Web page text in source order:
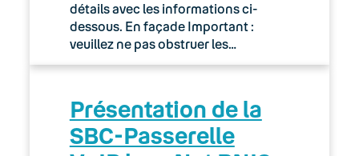
détails avec les informations ci-
dessous. En façade Important :
veuillez ne pas obstruer les…
Présentation de la
SBC-Passerelle